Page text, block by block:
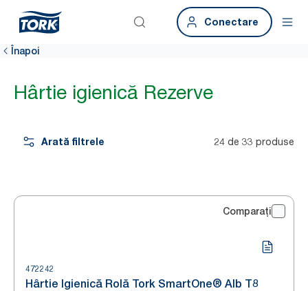
Conectare
Înapoi
Hârtie igienică Rezerve
Arată filtrele 24 de 33 produse
Comparați
472242
Hârtie Igienică Rolă Tork SmartOne® Alb T8